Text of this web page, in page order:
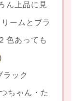
ん上品に見
ームとブラ
色あっても
ック
ちゃん・た